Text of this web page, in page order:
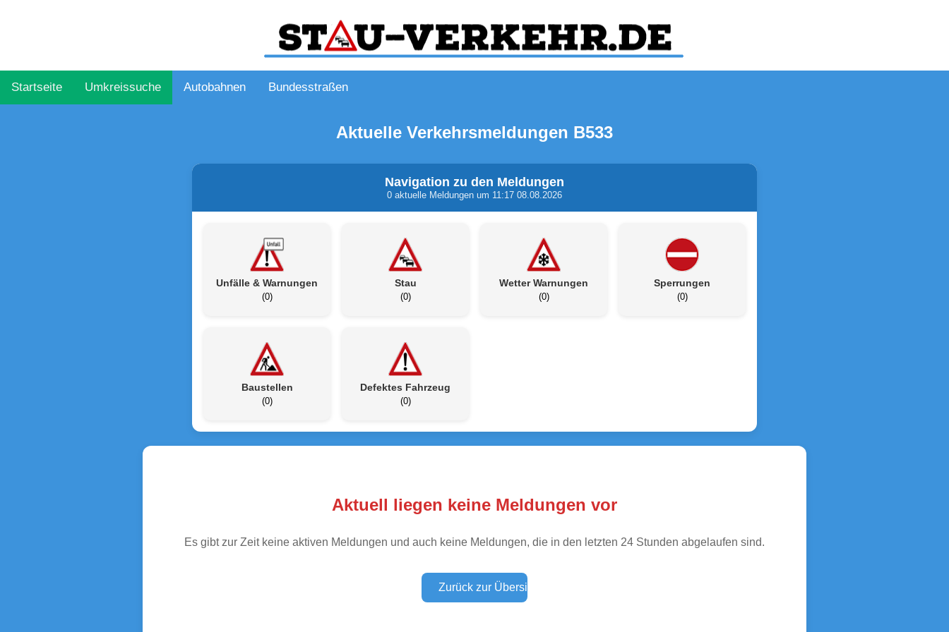
Startseite Umkreissuche Autobahnen Bundesstraßen
Aktuelle Verkehrsmeldungen B533
Navigation zu den Meldungen
0 aktuelle Meldungen um 11:17 08.08.2026
Unfälle & Warnungen
(0)
Stau
(0)
Wetter Warnungen
(0)
Sperrungen
(0)
Baustellen
(0)
Defektes Fahrzeug
(0)
Aktuell liegen keine Meldungen vor
Es gibt zur Zeit keine aktiven Meldungen und auch keine Meldungen, die in den letzten 24 Stunden abgelaufen sind.